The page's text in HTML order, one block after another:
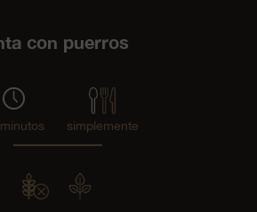
con puerros
simplemente